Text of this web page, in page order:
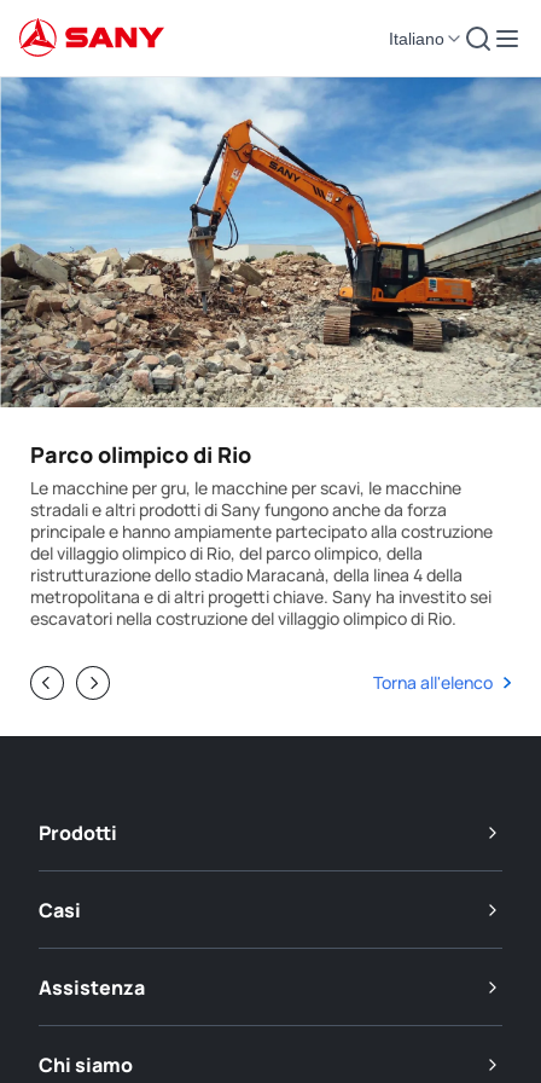
Italiano
Parco olimpico di Rio
Le macchine per gru, le macchine per scavi, le macchine
stradali e altri prodotti di Sany fungono anche da forza
principale e hanno ampiamente partecipato alla costruzione
del villaggio olimpico di Rio, del parco olimpico, della
ristrutturazione dello stadio Maracanà, della linea 4 della
metropolitana e di altri progetti chiave. Sany ha investito sei
escavatori nella costruzione del villaggio olimpico di Rio.
Torna all'elenco
Prodotti
Casi
Assistenza
Chi siamo